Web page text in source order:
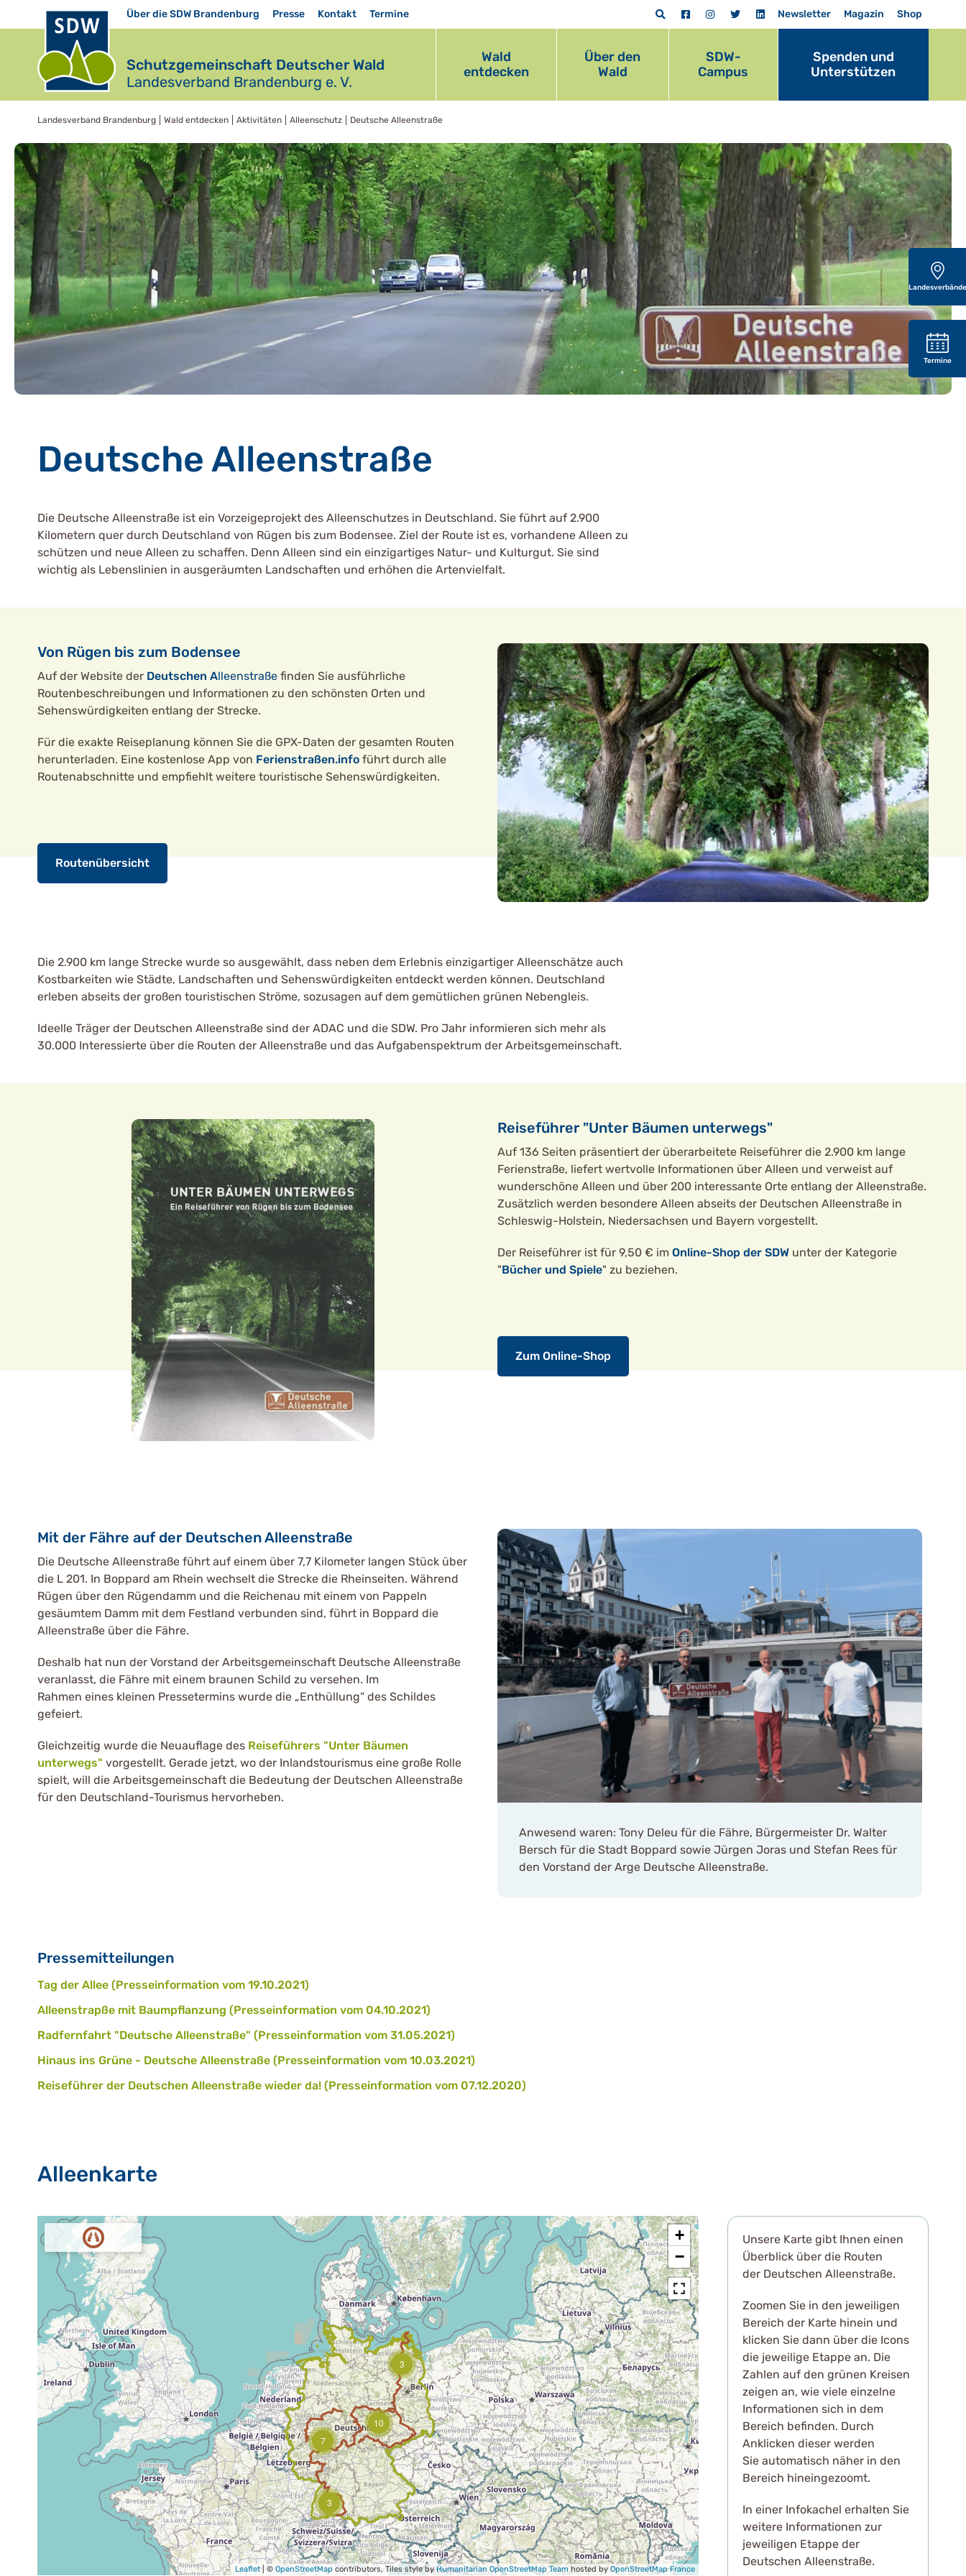
Über die SDW Brandenburg Presse Kontakt Termine Newsletter Magazin Shop
Schutzgemeinschaft Deutscher Wald
Landesverband Brandenburg e. V.
Wald
entdecken
Über den
Wald
SDW-
Campus
Spenden und
Unterstützen
Landesverband Brandenburg Wald entdecken Aktivitäten Alleenschutz Deutsche Alleenstraße
Deutsche Alleenstraße
Die Deutsche Alleenstraße ist ein Vorzeigeprojekt des Alleenschutzes in Deutschland. Sie führt auf 2.900
Kilometern quer durch Deutschland von Rügen bis zum Bodensee. Ziel der Route ist es, vorhandene Alleen zu
schützen und neue Alleen zu schaffen. Denn Alleen sind ein einzigartiges Natur- und Kulturgut. Sie sind
wichtig als Lebenslinien in ausgeräumten Landschaften und erhöhen die Artenvielfalt.
Von Rügen bis zum Bodensee
Auf der Website der Deutschen Alleenstraße finden Sie ausführliche
Routenbeschreibungen und Informationen zu den schönsten Orten und
Sehenswürdigkeiten entlang der Strecke.
Für die exakte Reiseplanung können Sie die GPX-Daten der gesamten Routen
herunterladen. Eine kostenlose App von Ferienstraßen.info führt durch alle
Routenabschnitte und empfiehlt weitere touristische Sehenswürdigkeiten.
Routenübersicht
Die 2.900 km lange Strecke wurde so ausgewählt, dass neben dem Erlebnis einzigartiger Alleenschätze auch
Kostbarkeiten wie Städte, Landschaften und Sehenswürdigkeiten entdeckt werden können. Deutschland
erleben abseits der großen touristischen Ströme, sozusagen auf dem gemütlichen grünen Nebengleis.
Ideelle Träger der Deutschen Alleenstraße sind der ADAC und die SDW. Pro Jahr informieren sich mehr als
30.000 Interessierte über die Routen der Alleenstraße und das Aufgabenspektrum der Arbeitsgemeinschaft.
Reiseführer "Unter Bäumen unterwegs"
Auf 136 Seiten präsentiert der überarbeitete Reiseführer die 2.900 km lange
Ferienstraße, liefert wertvolle Informationen über Alleen und verweist auf
wunderschöne Alleen und über 200 interessante Orte entlang der Alleenstraße.
Zusätzlich werden besondere Alleen abseits der Deutschen Alleenstraße in
Schleswig-Holstein, Niedersachsen und Bayern vorgestellt.
Der Reiseführer ist für 9,50 € im Online-Shop der SDW unter der Kategorie
"Bücher und Spiele" zu beziehen.
Zum Online-Shop
Mit der Fähre auf der Deutschen Alleenstraße
Die Deutsche Alleenstraße führt auf einem über 7,7 Kilometer langen Stück über
die L 201. In Boppard am Rhein wechselt die Strecke die Rheinseiten. Während
Rügen über den Rügendamm und die Reichenau mit einem von Pappeln
gesäumtem Damm mit dem Festland verbunden sind, führt in Boppard die
Alleenstraße über die Fähre.
Deshalb hat nun der Vorstand der Arbeitsgemeinschaft Deutsche Alleenstraße
veranlasst, die Fähre mit einem braunen Schild zu versehen. Im
Rahmen eines kleinen Pressetermins wurde die „Enthüllung“ des Schildes
gefeiert.
Gleichzeitig wurde die Neuauflage des Reiseführers "Unter Bäumen
unterwegs" vorgestellt. Gerade jetzt, wo der Inlandstourismus eine große Rolle
spielt, will die Arbeitsgemeinschaft die Bedeutung der Deutschen Alleenstraße
für den Deutschland-Tourismus hervorheben.
Anwesend waren: Tony Deleu für die Fähre, Bürgermeister Dr. Walter
Bersch für die Stadt Boppard sowie Jürgen Joras und Stefan Rees für
den Vorstand der Arge Deutsche Alleenstraße.
Pressemitteilungen
Tag der Allee (Presseinformation vom 19.10.2021)
Alleenstrapße mit Baumpflanzung (Presseinformation vom 04.10.2021)
Radfernfahrt "Deutsche Alleenstraße" (Presseinformation vom 31.05.2021)
Hinaus ins Grüne - Deutsche Alleenstraße (Presseinformation vom 10.03.2021)
Reiseführer der Deutschen Alleenstraße wieder da! (Presseinformation vom 07.12.2020)
Alleenkarte
Unsere Karte gibt Ihnen einen
Überblick über die Routen
der Deutschen Alleenstraße.
Zoomen Sie in den jeweiligen
Bereich der Karte hinein und
klicken Sie dann über die Icons
die jeweilige Etappe an. Die
Zahlen auf den grünen Kreisen
zeigen an, wie viele einzelne
Informationen sich in dem
Bereich befinden. Durch
Anklicken dieser werden
Sie automatisch näher in den
Bereich hineingezoomt.
In einer Infokachel erhalten Sie
weitere Informationen zur
jeweiligen Etappe der
Deutschen Alleenstraße.
Landesverbände
Termine